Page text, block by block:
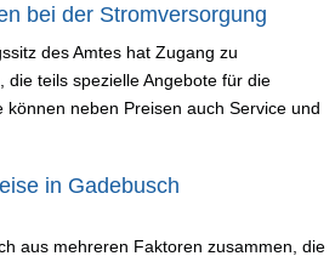
bei der Stromversorgung
des Amtes hat Zugang zu
die teils spezielle Angebote für die
können neben Preisen auch Service und
in Gadebusch
aus mehreren Faktoren zusammen, die